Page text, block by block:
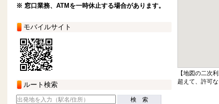
※ 窓口業務、ATMを一時休止する場合があります。
モバイルサイト
ルート検索
検 索
【地図の二次
超えて、許可